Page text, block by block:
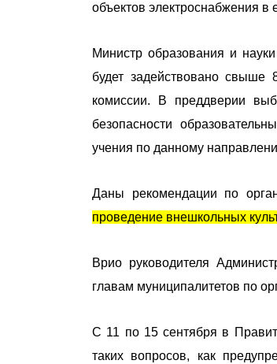
объектов электроснабжения в
Министр образования и
будет задействовано свыше
комиссии. В преддверии
безопасности
учения по данному
Даны рекомендации по
проведение внешкольных
Врио руководителя
главам муниципалитетов по
С 11 по 15 сентября в
таких вопросов, как